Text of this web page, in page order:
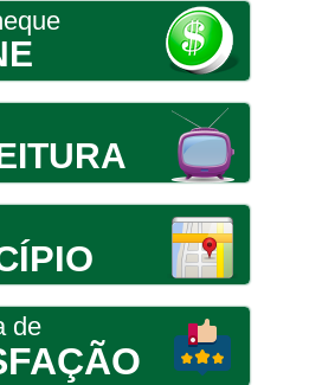
de